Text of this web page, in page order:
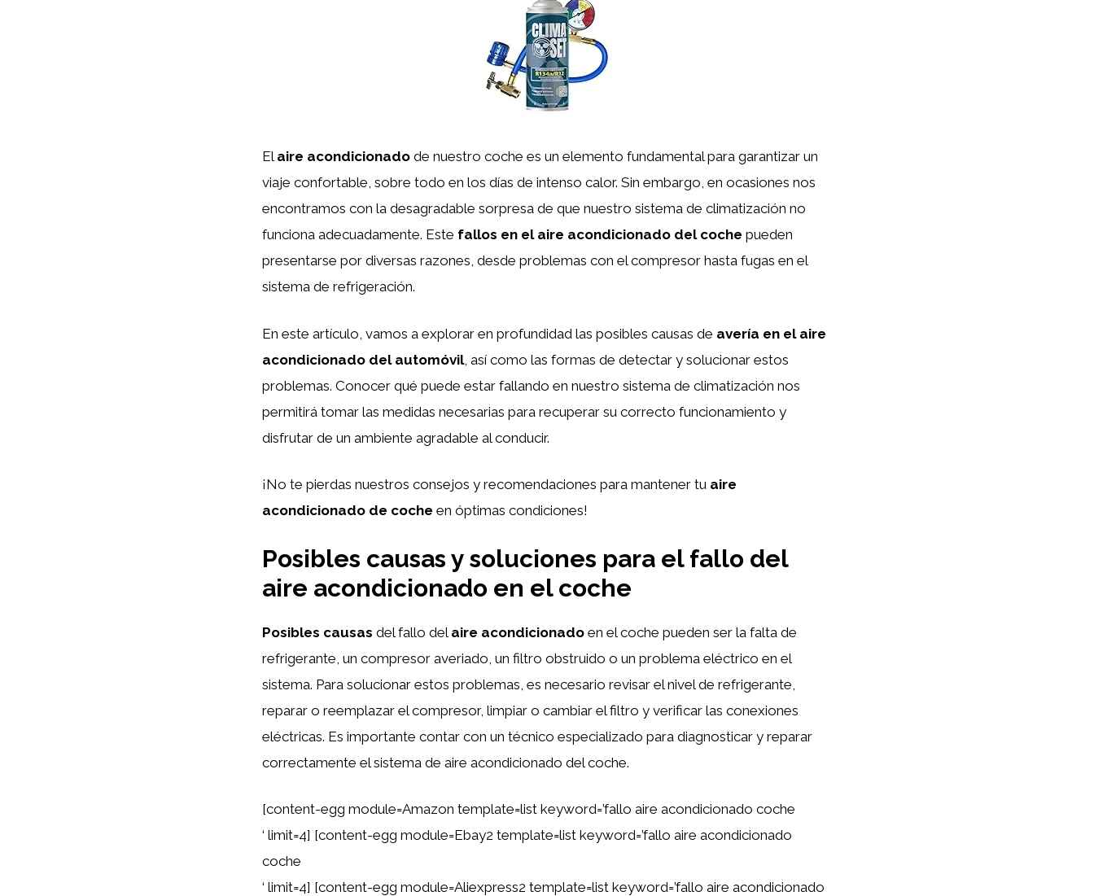
El aire acondicionado de nuestro coche es un elemento fundamental para garantizar un
viaje confortable, sobre todo en los días de intenso calor. Sin embargo, en ocasiones nos
encontramos con la desagradable sorpresa de que nuestro sistema de climatización no
funciona adecuadamente. Este fallos en el aire acondicionado del coche pueden
presentarse por diversas razones, desde problemas con el compresor hasta fugas en el
sistema de refrigeración.
En este artículo, vamos a explorar en profundidad las posibles causas de avería en el aire
acondicionado del automóvil, así como las formas de detectar y solucionar estos
problemas. Conocer qué puede estar fallando en nuestro sistema de climatización nos
permitirá tomar las medidas necesarias para recuperar su correcto funcionamiento y
disfrutar de un ambiente agradable al conducir.
¡No te pierdas nuestros consejos y recomendaciones para mantener tu aire
acondicionado de coche en óptimas condiciones!
Posibles causas y soluciones para el fallo del
aire acondicionado en el coche
Posibles causas del fallo del aire acondicionado en el coche pueden ser la falta de
refrigerante, un compresor averiado, un filtro obstruido o un problema eléctrico en el
sistema. Para solucionar estos problemas, es necesario revisar el nivel de refrigerante,
reparar o reemplazar el compresor, limpiar o cambiar el filtro y verificar las conexiones
eléctricas. Es importante contar con un técnico especializado para diagnosticar y reparar
correctamente el sistema de aire acondicionado del coche.
[content-egg module=Amazon template=list keyword=’fallo aire acondicionado coche
‘ limit=4] [content-egg module=Ebay2 template=list keyword=’fallo aire acondicionado
coche
‘ limit=4] [content-egg module=Aliexpress2 template=list keyword=’fallo aire acondicionado